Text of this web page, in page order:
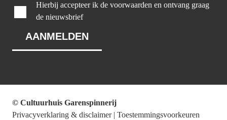
Hierbij accepteer ik de voorwaarden en ontvang graag
de nieuwsbrief
© Cultuurhuis Garenspinnerij
Privacyverklaring & disclaimer| Toestemmingsvoorkeuren